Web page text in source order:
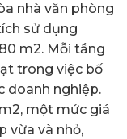
nhà văn phòng
sử dụng
m2. Mỗi tầng
trong việc bố
doanh nghiệp.
một mức giá
vừa và nhỏ,